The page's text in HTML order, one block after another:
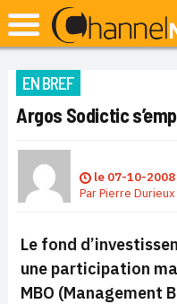
EN BREF
Argos Sodictic
le 07-10-2008
ParPierre Durieux
Le fond
une participation
MBO (Management